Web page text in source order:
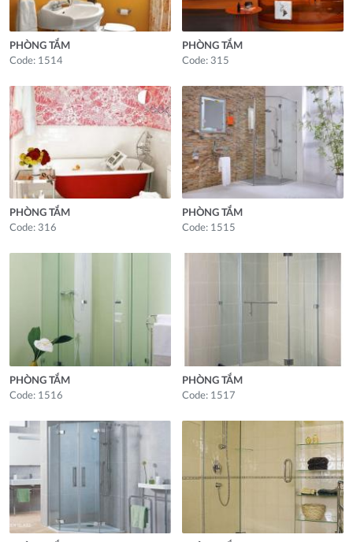
PHÒNG TẮM
Code: 1514
PHÒNG TẮM
Code: 315
PHÒNG TẮM
Code: 316
PHÒNG TẮM
Code: 1515
PHÒNG TẮM
Code: 1516
PHÒNG TẮM
Code: 1517